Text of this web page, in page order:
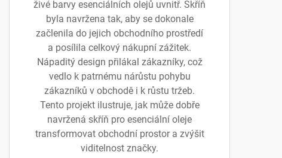
živé barvy esenciálních olejů uvnitř. Skříň
byla navržena tak, aby se dokonale
začlenila do jejich obchodního prostředí
a posílila celkový nákupní zážitek.
Nápaditý design přilákal zákazníky, což
vedlo k patrnému nárůstu pohybu
zákazníků v obchodě i k růstu tržeb.
Tento projekt ilustruje, jak může dobře
navržená skříň pro esenciální oleje
transformovat obchodní prostor a zvýšit
viditelnost značky.